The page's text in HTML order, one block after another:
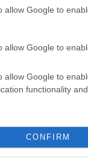
allow Google to
allow Google to
allow Google to
functionality
CONFIRM